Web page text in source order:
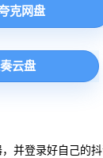
克网盘
云盘
并登录好自己的抖